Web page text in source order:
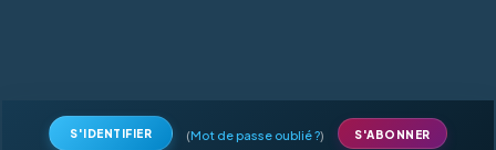
S'IDENTIFIER (Mot de passe oublié ?) S'ABONNER